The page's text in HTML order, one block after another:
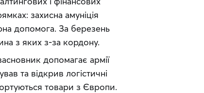
захисна амуніція
допомога. За березень
з яких з-за кордону.
допомагає армії
та відкрив логістичні
товари з Європи.